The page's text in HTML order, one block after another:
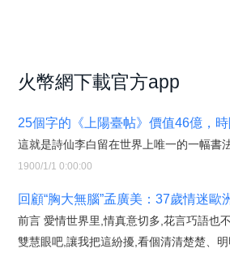
火幣網下載官方app
25個字的《上陽臺帖》價值46億，
這就是詩仙李白留在世界上唯一的一幅
1900/1/1 0:00:00
回顧“胸大無腦”孟廣美：37歲情迷
前言 愛情世界里,情真意切多,花言巧語
雙慧眼吧,讓我把這紛擾,看個清清楚楚、明